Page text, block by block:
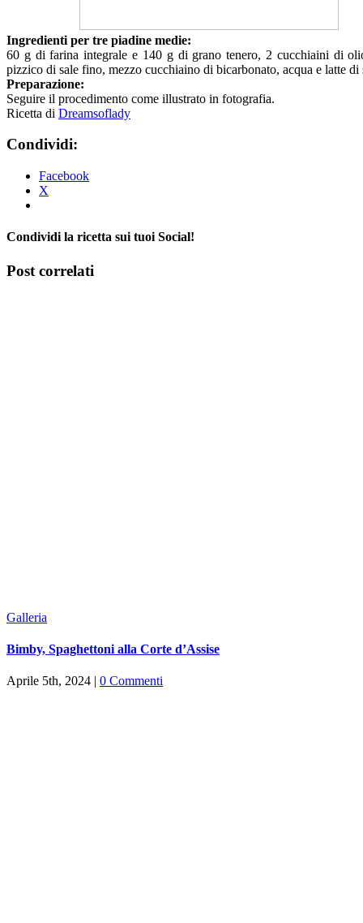
Ingredienti per tre piadine medie:
60 g di farina integrale e 140 g di grano tenero, 2 cucchiaini di
pizzico di sale fino, mezzo cucchiaino di bicarbonato, acqua e latte
Preparazione:
Seguire il procedimento come illustrato in fotografia.
Ricetta di Dreamsoflady
Condividi:
Facebook
X
Condividi la ricetta sui tuoi Social!
Facebook
X
Tumblr
Pinterest
Post correlati
Galleria
Bimby, Spaghettoni alla Corte d’Assise
Aprile 5th, 2024 | 0 Commenti